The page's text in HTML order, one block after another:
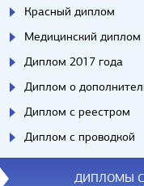
Красный диплом
Медицинский диплом
Диплом 2017 года
Диплом о
Диплом с реестром
Диплом с проводкой
ДИПЛОМЫ